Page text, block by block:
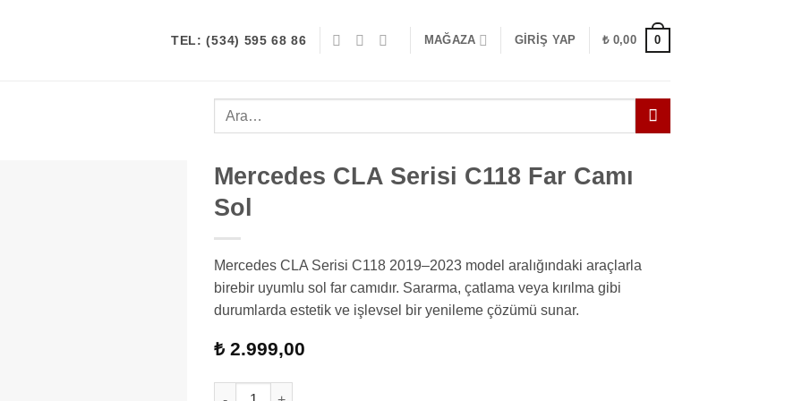
TEL: (534) 595 68 86 MAĞAZA GIRIŞ YAP ₺0,00 0
Ara:
Mercedes CLA Serisi C118 Far Camı
Sol
Mercedes CLA Serisi C118 2019–2023 model aralığındaki araçlarla
birebir uyumlu sol far camıdır. Sararma, çatlama veya kırılma gibi
durumlarda estetik ve işlevsel bir yenileme çözümü sunar.
₺ 2.999,00
Mercedes CLA Serisi C118 Far Camı Sol adet